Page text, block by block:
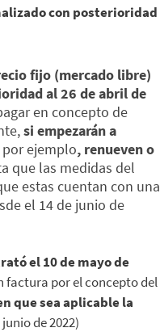
con posterioridad
fijo (mercado libre)
al 26 de abril de
en concepto de
si empezarán a
por ejemplo, renueven o
que las medidas del
estas cuentan con una
el 14 de junio de
el 10 de mayo de
factura por el concepto del
que sea aplicable la
de 2022)